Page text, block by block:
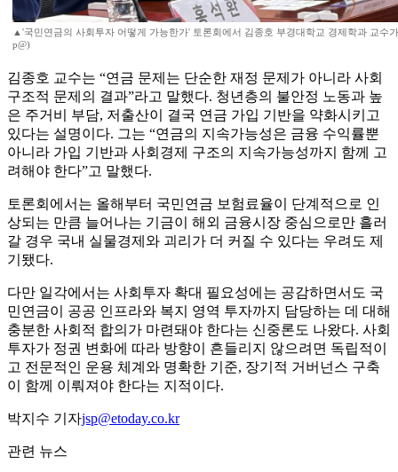
▲'국민연금의 사회투자 어떻게 가능한가' 토론회에서 김종호 부경대학교 경제학과 교수
p@)
김종호 교수는 “연금 문제는 단순한 재정 문제가 아니라 사회
구조적 문제의 결과”라고 말했다. 청년층의 불안정 노동과 높
은 주거비 부담, 저출산이 결국 연금 가입 기반을 약화시키고
있다는 설명이다. 그는 “연금의 지속가능성은 금융 수익률뿐
아니라 가입 기반과 사회경제 구조의 지속가능성까지 함께 고
려해야 한다”고 말했다.
토론회에서는 올해부터 국민연금 보험료율이 단계적으로 인
상되는 만큼 늘어나는 기금이 해외 금융시장 중심으로만 흘러
갈 경우 국내 실물경제와 괴리가 더 커질 수 있다는 우려도 제
기됐다.
다만 일각에서는 사회투자 확대 필요성에는 공감하면서도 국
민연금이 공공 인프라와 복지 영역 투자까지 담당하는 데 대해
충분한 사회적 합의가 마련돼야 한다는 신중론도 나왔다. 사회
투자가 정권 변화에 따라 방향이 흔들리지 않으려면 독립적이
고 전문적인 운용 체계와 명확한 기준, 장기적 거버넌스 구축
이 함께 이뤄져야 한다는 지적이다.
박지수 기자jsp@etoday.co.kr
관련 뉴스